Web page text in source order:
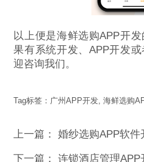
以上便是海鲜选购APP开
果有系统开发、APP开发
迎咨询我们。
Tag标签： 广州APP开发,海鲜选购
上一篇：婚纱选购APP软
下一篇：连锁酒店管理